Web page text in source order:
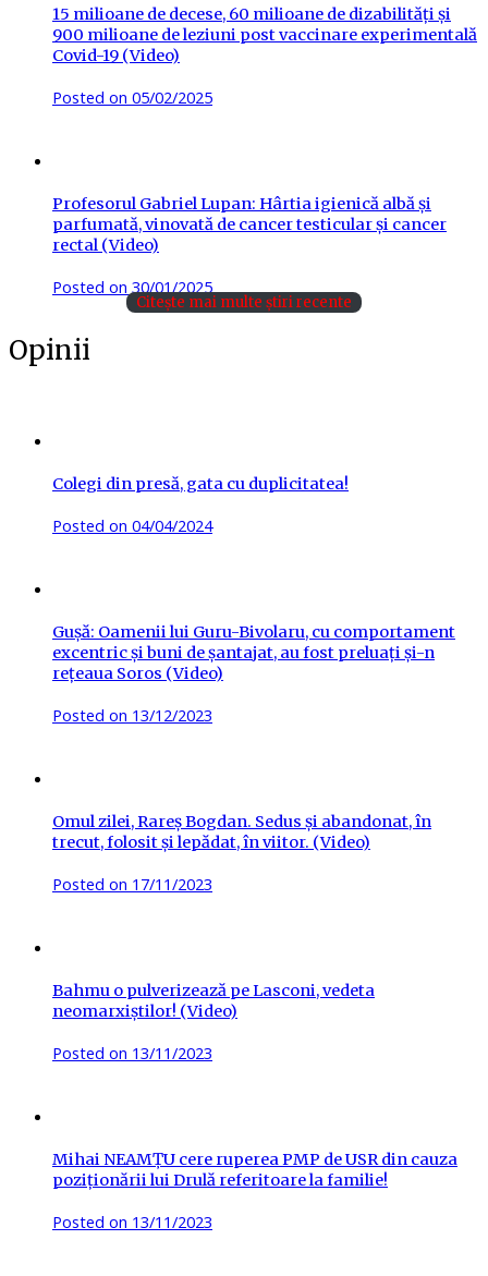
15 milioane de decese, 60 milioane de dizabilități și
900 milioane de leziuni post vaccinare experimentală
Covid-19 (Video)
Posted on 05/02/2025
Profesorul Gabriel Lupan: Hârtia igienică albă și
parfumată, vinovată de cancer testicular și cancer
rectal (Video)
Posted on30/01/2025
Citește mai multe știri recente
Opinii
Colegi din presă, gata cu duplicitatea!
Posted on 04/04/2024
Gușă: Oamenii lui Guru-Bivolaru, cu comportament
excentric și buni de șantajat, au fost preluați și-n
rețeaua Soros (Video)
Posted on 13/12/2023
Omul zilei, Rareș Bogdan. Sedus și abandonat, în
trecut, folosit și lepădat, în viitor. (Video)
Posted on 17/11/2023
Bahmu o pulverizează pe Lasconi, vedeta
neomarxiștilor! (Video)
Posted on 13/11/2023
Mihai NEAMȚU cere ruperea PMP de USR din cauza
poziționării lui Drulă referitoare la familie!
Posted on 13/11/2023